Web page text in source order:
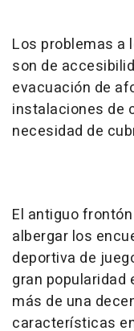
Los problemas a
son de
evacuación de
instalaciones de
necesidad de
El antiguo
albergar los
deportiva de
gran popularidad
más de una
características